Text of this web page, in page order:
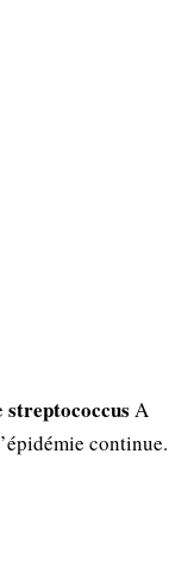
streptococcus A
continue.